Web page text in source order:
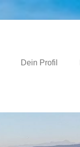
Dein Profil